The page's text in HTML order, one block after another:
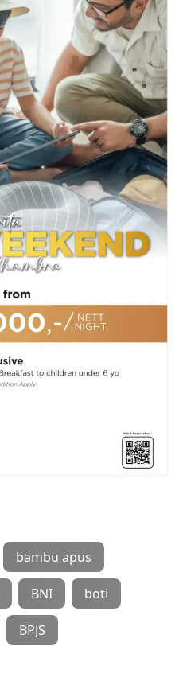
bambu apus
BNI boti
BPJS